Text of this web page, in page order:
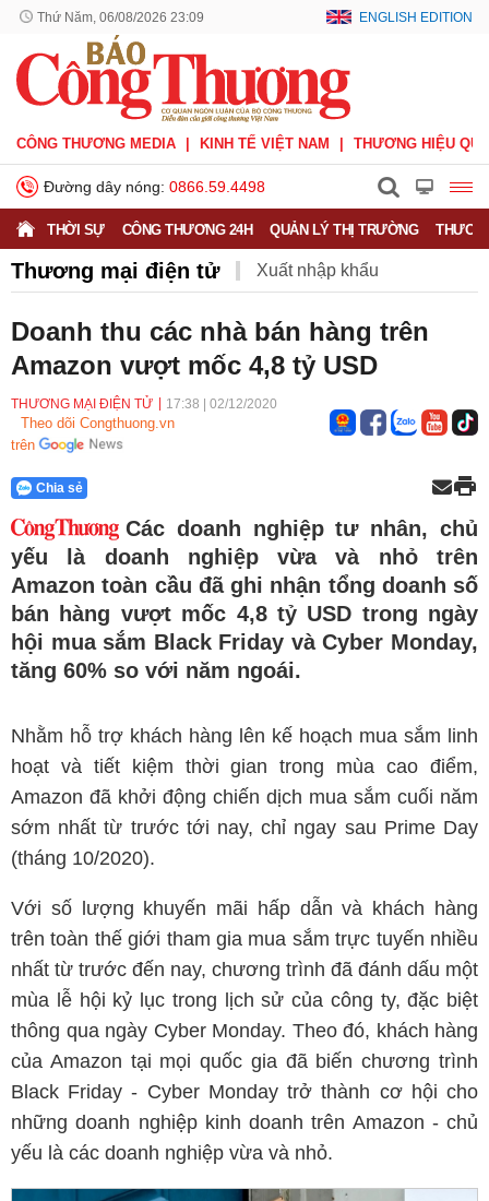
Thứ Năm, 06/08/2026 23:09 ENGLISH EDITION
CÔNG THƯƠNG MEDIA KINH TẾ VIỆT NAM THƯƠNG HIỆU
Đường dây nóng: 0866.59.4498
THỜI SỰ CÔNG THƯƠNG 24H QUẢN LÝ THỊ TRƯỜNG
Thương mại điện tử Xuất nhập khẩu
Xuất xứ hàng hóa Xúc tiến thương mại
Thương mại điện tử
Doanh thu các nhà bán hàng trên
Amazon vượt mốc 4,8 tỷ USD
THƯƠNG MẠI ĐIỆN TỬ 17:38 02/12/2020
Theo dõi Congthuong.vn
trên
Chia sẻ
Các doanh nghiệp tư nhân, chủ
yếu là doanh nghiệp vừa và nhỏ trên
Amazon toàn cầu đã ghi nhận tổng doanh số
bán hàng vượt mốc 4,8 tỷ USD trong ngày
hội mua sắm Black Friday và Cyber Monday,
tăng 60% so với năm ngoái.
Nhằm hỗ trợ khách hàng lên kế hoạch mua sắm linh
hoạt và tiết kiệm thời gian trong mùa cao điểm,
Amazon đã khởi động chiến dịch mua sắm cuối năm
sớm nhất từ trước tới nay, chỉ ngay sau Prime Day
(tháng 10/2020).
Với số lượng khuyến mãi hấp dẫn và khách hàng
trên toàn thế giới tham gia mua sắm trực tuyến nhiều
nhất từ trước đến nay, chương trình đã đánh dấu một
mùa lễ hội kỷ lục trong lịch sử của công ty, đặc biệt
thông qua ngày Cyber Monday. Theo đó, khách hàng
của Amazon tại mọi quốc gia đã biến chương trình
Black Friday - Cyber Monday trở thành cơ hội cho
những doanh nghiệp kinh doanh trên Amazon - chủ
yếu là các doanh nghiệp vừa và nhỏ.